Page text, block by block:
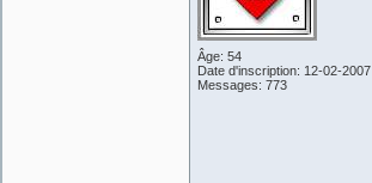
Âge: 54
Date d'inscription: 12-02-2007
Messages: 773